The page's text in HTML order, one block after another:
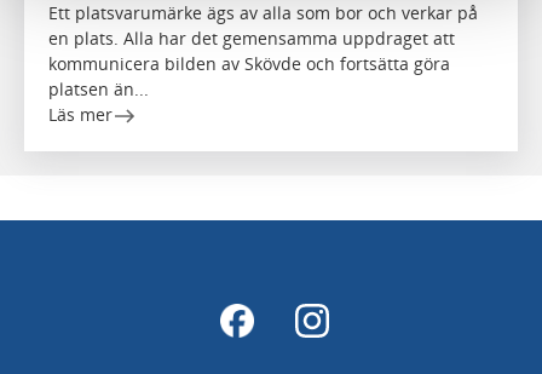
Ett platsvarumärke ägs av alla som bor och verkar på
en plats. Alla har det gemensamma uppdraget att
kommunicera bilden av Skövde och fortsätta göra
platsen än...
Läs mer